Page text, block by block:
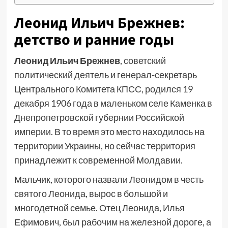
Леонид Ильич Брежнев:
детство и ранние годы
Леонид Ильич Брежнев, советский
политический деятель и генерал-секретарь
Центрального Комитета КПСС, родился 19
декабря 1906 года в маленьком селе Каменка в
Днепропетровской губернии Российской
империи. В то время это место находилось на
территории Украины, но сейчас территория
принадлежит к современной Молдавии.
Мальчик, которого назвали Леонидом в честь
святого Леонида, вырос в большой и
многодетной семье. Отец Леонида, Илья
Ефимович, был рабочим на железной дороге, а